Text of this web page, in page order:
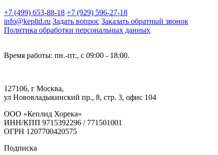
+7 (499) 653-88-18 +7 (929) 596-27-18
info@keplid.ru Задать вопрос Заказать обратный звонок
Политика обработки персональных данных
Время работы: пн.-пт., с 09:00 - 18:00.
127106, г Москва,
ул Нововладыкинский пр., 8, стр. 3, офис 104
ООО «Кеплид Хорека»
ИНН/КПП 9715392296 / 771501001
ОГРН 1207700420575
Подписка